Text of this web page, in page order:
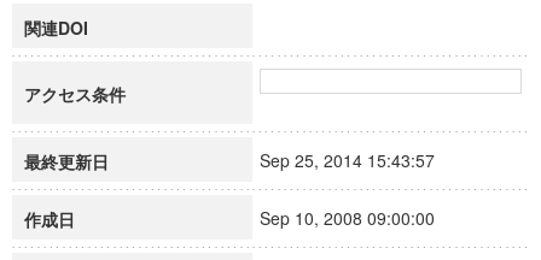
関連DOI
アクセス条件
最終更新日 Sep 25, 2014 15:43:57
作成日 Sep 10, 2008 09:00:00